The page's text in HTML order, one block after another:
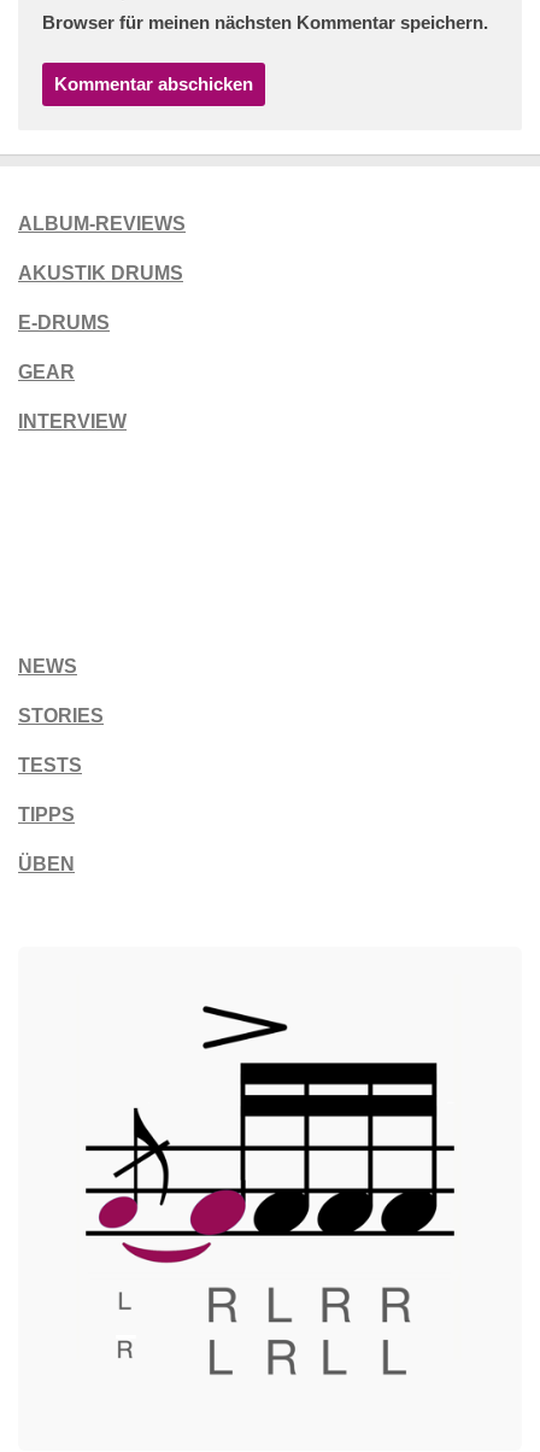
Browser für meinen nächsten Kommentar speichern.
ALBUM-REVIEWS
AKUSTIK DRUMS
E-DRUMS
GEAR
INTERVIEW
NEWS
STORIES
TESTS
TIPPS
ÜBEN